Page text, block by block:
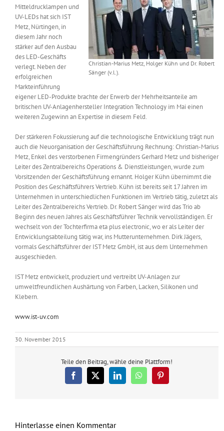
Messen & Events
Unternehmen
Interviews
Wissen
Product Guide
Jobshop
Suche
nach:
Christian-Marius Metz, Holger Kühn und Dr. Robert
Sänger (v.l.).
Mitteldrucklampen und
UV-LEDs hat sich IST
Metz, Nürtingen, in
diesem Jahr noch
stärker auf den Ausbau
des LED-Geschäfts
verlegt. Neben der
erfolgreichen
Markteinführung
eigener LED-Produkte brachte der Erwerb der Mehrheitsanteile am
britischen UV-Anlagenhersteller Integration Technology im Mai einen
weiteren Zugewinn an Expertise in diesem Feld.
Der stärkeren Fokussierung auf die technologische Entwicklung trägt nun
auch die Neuorganisation der Geschäftsführung Rechnung: Christian-Marius
Metz, Enkel des verstorbenen Firmengründers Gerhard Metz und bisheriger
Leiter des Zentralbereichs Operations & Dienstleistungen, wurde zum
Vorsitzenden der Geschäftsführung ernannt. Holger Kühn übernimmt die
Position des Geschäftsführers Vertrieb. Kühn ist bereits seit 17 Jahren im
Unternehmen in unterschiedlichen Funktionen im Vertrieb tätig, zuletzt als
Leiter des Zentralbereichs Vertrieb. Dr. Robert Sänger wird das Trio ab
Beginn des neuen Jahres als Geschäftsführer Technik vervollständigen. Er
wechselt von der Tochterfirma eta plus electronic, wo er als Leiter der
Entwicklungsabteilung tätig war, ins Mutterunternehmen. Dirk Jägers,
vormals Geschäftsführer der IST Metz GmbH, ist aus dem Unternehmen
ausgeschieden.
IST Metz entwickelt, produziert und vertreibt UV-Anlagen zur
umweltfreundlichen Aushärtung von Farben, Lacken, Silikonen und
Klebern.
www.ist-uv.com
30. November 2015
Teile den Beitrag, wähle deine Plattform!
Facebook
X LinkedInWhatsAppPinterest
Hinterlasse einen Kommentar